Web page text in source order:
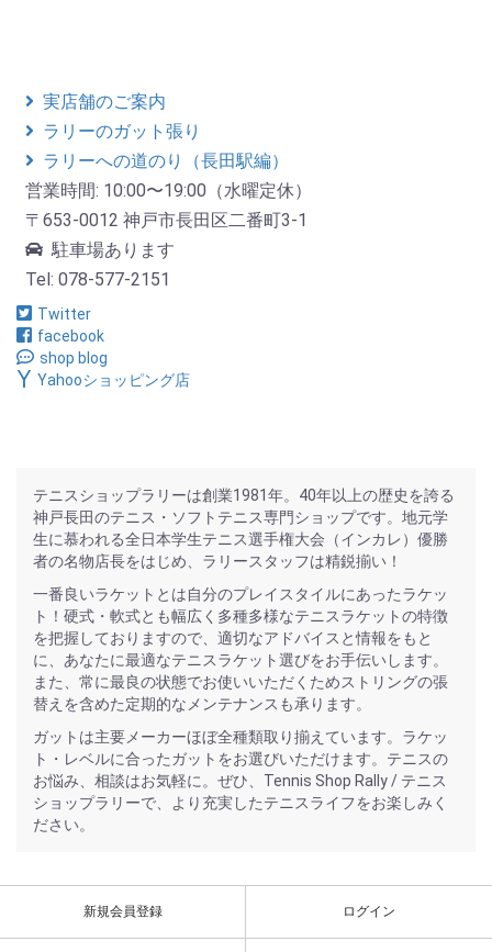
実店舗のご案内
ラリーのガット張り
ラリーへの道のり（長田駅編）
営業時間: 10:00〜19:00（水曜定休）
〒653-0012 神戸市長田区二番町3-1
駐車場あります
Tel: 078-577-2151
Twitter
facebook
shop blog
Yahooショッピング店
テニスショップラリーは創業1981年。40年以上の歴史を誇る
神戸長田のテニス・ソフトテニス専門ショップです。地元学
生に慕われる全日本学生テニス選手権大会（インカレ）優勝
者の名物店長をはじめ、ラリースタッフは精鋭揃い！
一番良いラケットとは自分のプレイスタイルにあったラケッ
ト！硬式・軟式とも幅広く多種多様なテニスラケットの特徴
を把握しておりますので、適切なアドバイスと情報をもと
に、あなたに最適なテニスラケット選びをお手伝いします。
また、常に最良の状態でお使いいただくためストリングの張
替えを含めた定期的なメンテナンスも承ります。
ガットは主要メーカーほぼ全種類取り揃えています。ラケッ
ト・レベルに合ったガットをお選びいただけます。テニスの
お悩み、相談はお気軽に。ぜひ、Tennis Shop Rally / テニス
ショップラリーで、より充実したテニスライフをお楽しみく
ださい。
新規会員登録 ログイン